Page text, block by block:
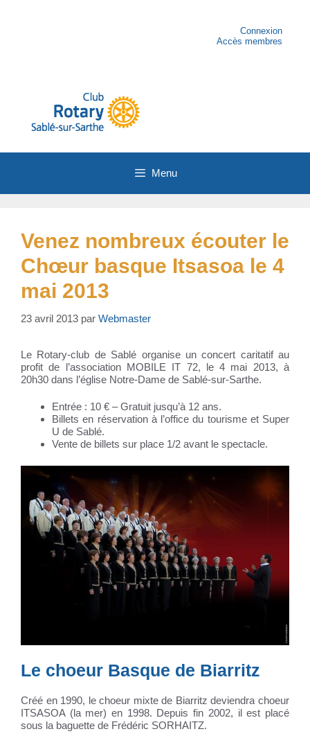
Connexion
Accès membres
Menu
Venez nombreux écouter le
Chœur basque Itsasoa le 4
mai 2013
23 avril 2013 par Webmaster
Le Rotary-club de Sablé organise un concert caritatif au
profit de l’association MOBILE IT 72, le 4 mai 2013, à
20h30 dans l’église Notre-Dame de Sablé-sur-Sarthe.
Entrée : 10 € – Gratuit jusqu’à 12 ans.
Billets en réservation à l’office du tourisme et Super
U de Sablé.
Vente de billets sur place 1/2 avant le spectacle.
Le choeur Basque de Biarritz
Créé en 1990, le choeur mixte de Biarritz deviendra choeur
ITSASOA (la mer) en 1998. Depuis fin 2002, il est placé
sous la baguette de Frédéric SORHAITZ.